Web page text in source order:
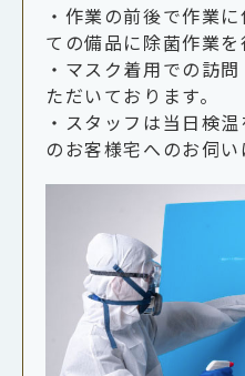
・作業の前後で作業
ての備品に除菌作業を
・マスク着用での訪
ただいております。
・スタッフは当日検
のお客様宅へのお伺い